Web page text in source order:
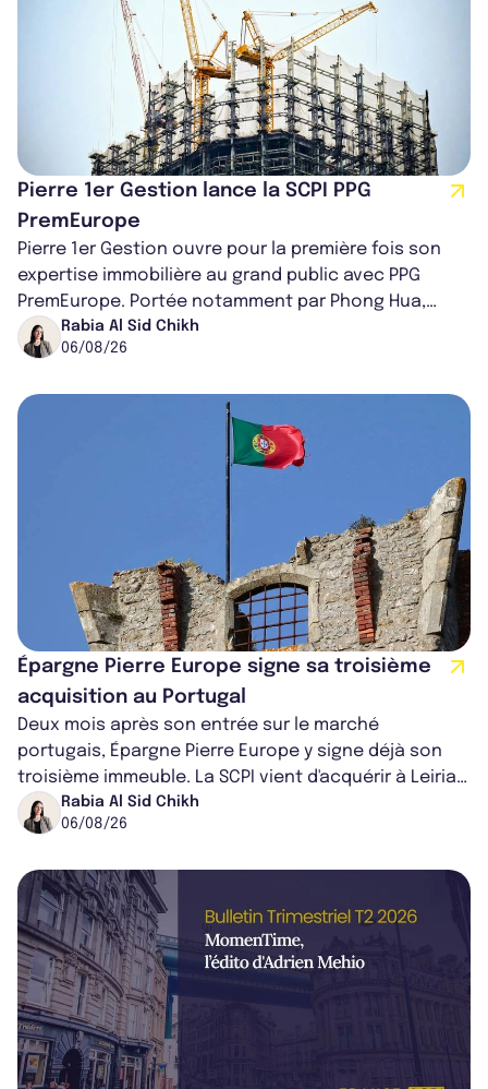
Pierre 1er Gestion lance la SCPI PPG
PremEurope
Pierre 1er Gestion ouvre pour la première fois son
expertise immobilière au grand public avec PPG
PremEurope. Portée notamment par Phong Hua,
ancien directeur des investissements d...
Rabia Al Sid Chikh
06/08/26
Épargne Pierre Europe signe sa troisième
acquisition au Portugal
Deux mois après son entrée sur le marché
portugais, Épargne Pierre Europe y signe déjà son
troisième immeuble. La SCPI vient d'acquérir à Leiria,
dans le centre du pays, un établis...
Rabia Al Sid Chikh
06/08/26